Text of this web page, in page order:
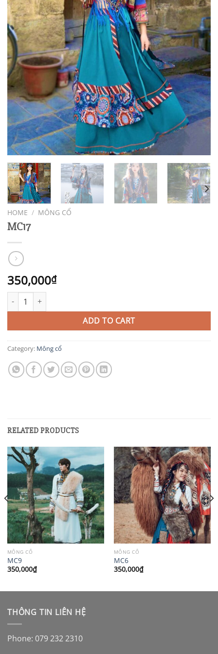
HOME / MÔNG CỔ
MC17
350,000₫
MC17 quantity
ADD TO CART
Category: Mông cổ
RELATED PRODUCTS
MÔNG CỔ
MC9
350,000₫
MÔNG CỔ
MC6
350,000₫
THÔNG TIN LIÊN HỆ
Phone: 079 232 2310